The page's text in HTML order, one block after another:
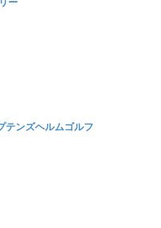
テンズヘルムゴルフ